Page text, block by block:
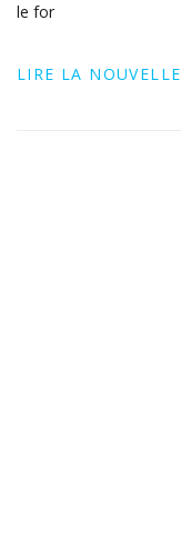
le for
LIRE LA NOUVELLE